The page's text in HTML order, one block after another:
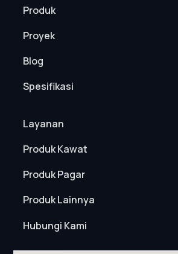
Produk
Proyek
Blog
Spesifikasi
Layanan
Produk Kawat
Produk Pagar
Produk Lainnya
Hubungi Kami